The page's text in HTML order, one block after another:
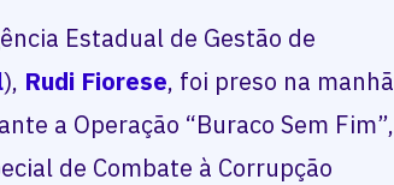
Estadual de Gestão de
), Rudi Fiorese, foi preso na manhã
a Operação “Buraco Sem Fim”,
de Combate à Corrupção